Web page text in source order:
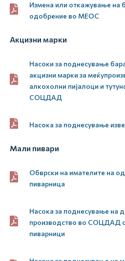
Измена или откажување на
одобрение во МЕОС
Акцизни марки
Насоки за поднесување
акцизни марки за
алкохолни пијалоци и
СОЦДАД
Насока за поднесување
Мали пивари
Обврски на имателите на
пиварница
Насока за поднесување на
производство во СОЦДАД
пиварници